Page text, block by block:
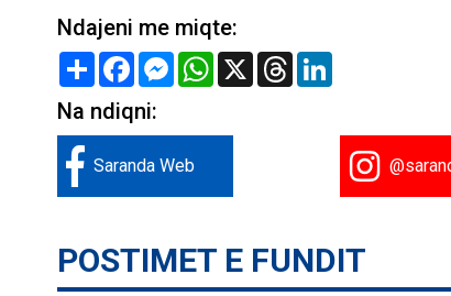
Ndajeni me miqte:
Share FacebookMessenger
WhatsApp
X Threads
Na ndiqni:
Saranda Web
POSTIMET E FUNDIT